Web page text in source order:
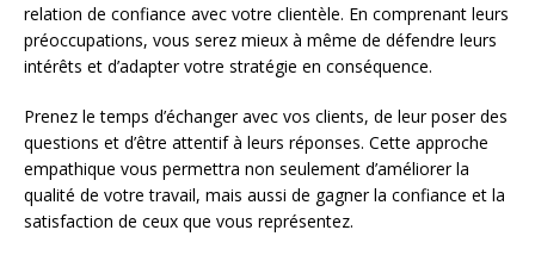
relation de confiance avec votre clientèle. En comprenant leurs
préoccupations, vous serez mieux à même de défendre leurs
intérêts et d’adapter votre stratégie en conséquence.
Prenez le temps d’échanger avec vos clients, de leur poser des
questions et d’être attentif à leurs réponses. Cette approche
empathique vous permettra non seulement d’améliorer la
qualité de votre travail, mais aussi de gagner la confiance et la
satisfaction de ceux que vous représentez.